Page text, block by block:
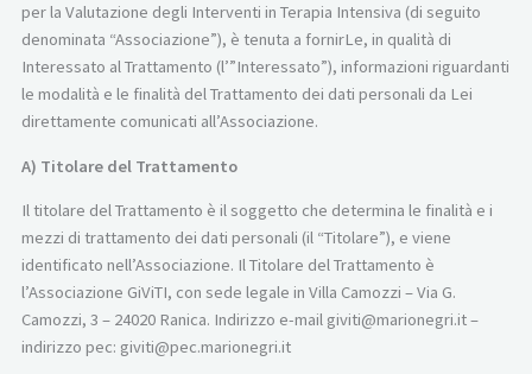
per la Valutazione degli Interventi in Terapia Intensiva (di seguito
denominata “Associazione”), è tenuta a fornirLe, in qualità di
Interessato al Trattamento (l’”Interessato”), informazioni riguardanti
le modalità e le finalità del Trattamento dei dati personali da Lei
direttamente comunicati all’Associazione.
A) Titolare del Trattamento
Il titolare del Trattamento è il soggetto che determina le finalità e i
mezzi di trattamento dei dati personali (il “Titolare”), e viene
identificato nell’Associazione. Il Titolare del Trattamento è
l’Associazione GiViTI, con sede legale in Villa Camozzi – Via G.
Camozzi, 3 – 24020 Ranica. Indirizzo e-mail giviti@marionegri.it –
indirizzo pec: giviti@pec.marionegri.it